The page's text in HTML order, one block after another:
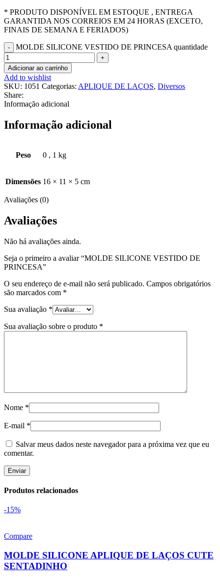
* PRODUTO DISPONÍVEL EM ESTOQUE , ENTREGA
GARANTIDA NOS CORREIOS EM 24 HORAS (EXCETO,
FINAIS DE SEMANA E FERIADOS)
MOLDE SILICONE VESTIDO DE PRINCESA quantidade
Adicionar ao carrinho
Add to wishlist
SKU: 1051 Categorias: APLIQUE DE LAÇOS, Diversos
Share:
Informação adicional
Informação adicional
Peso 0 , 1 kg
Dimensões 16 × 11 × 5 cm
Avaliações (0)
Avaliações
Não há avaliações ainda.
Seja o primeiro a avaliar “MOLDE SILICONE VESTIDO DE
PRINCESA”
O seu endereço de e-mail não será publicado. Campos obrigatórios
são marcados com *
Sua avaliação *
Sua avaliação sobre o produto *
Nome *
E-mail *
Salvar meus dados neste navegador para a próxima vez que eu
comentar.
Produtos relacionados
-15%
Compare
MOLDE SILICONE APLIQUE DE LAÇOS CUTE
SENTADINHO